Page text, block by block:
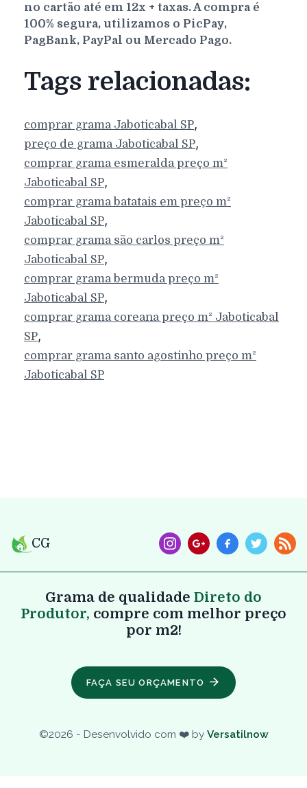
no cartão até em 12x + taxas. A compra é
100% segura, utilizamos o PicPay,
PagBank, PayPal ou Mercado Pago.
Tags relacionadas:
comprar grama Jaboticabal SP,
preço de grama Jaboticabal SP,
comprar grama esmeralda preço m²
Jaboticabal SP,
comprar grama batatais em preço m²
Jaboticabal SP,
comprar grama são carlos preço m²
Jaboticabal SP,
comprar grama bermuda preço m²
Jaboticabal SP,
comprar grama coreana preço m² Jaboticabal
SP,
comprar grama santo agostinho preço m²
Jaboticabal SP
CG
Grama de qualidade Direto do
Produtor, compre com melhor preço
por m2!
FAÇA SEU ORÇAMENTO
©2026 - Desenvolvido com ❤️ by Versatilnow